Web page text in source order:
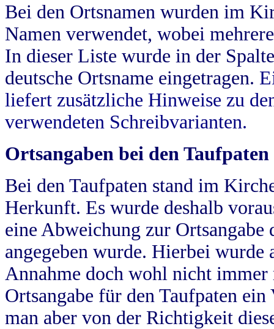
Bei den Ortsnamen wurden im
Namen verwendet, wobei
In dieser Liste wurde in der
deutsche Ortsname eingetragen.
liefert zusätzliche Hinweise zu
verwendeten Schreibvarianten.
Ortsangaben bei den Taufpaten
Bei den Taufpaten stand im
Herkunft. Es wurde deshalb
eine Abweichung zur
angegeben wurde. Hierbei wurde
Annahme doch wohl nicht
Ortsangabe für den Taufpaten
man aber von der Richtigkeit